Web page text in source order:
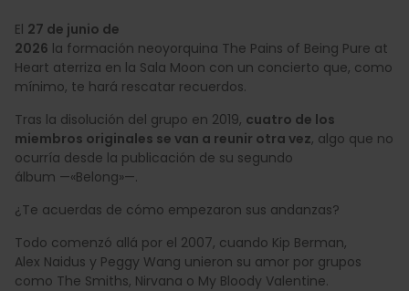
El 27 de junio de
2026 la formación neoyorquina The Pains of Being Pure at
Heart aterriza en la Sala Moon con un concierto que, como
mínimo, te hará rescatar recuerdos.
Tras la disolución del grupo en 2019, cuatro de los
miembros originales se van a reunir otra vez, algo que no
ocurría desde la publicación de su segundo
álbum —«Belong»—.
¿Te acuerdas de cómo empezaron sus andanzas?
Todo comenzó allá por el 2007, cuando Kip Berman,
Alex Naidus y Peggy Wang unieron su amor por grupos
como The Smiths, Nirvana o My Bloody Valentine.